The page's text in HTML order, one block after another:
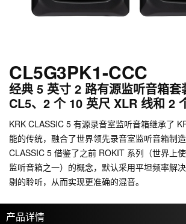
CL5G3PK1-CCC
经典 5 英寸 2 路有源监听音箱套
CL5、2 个 10 英尺 XLR 线和 2
KRK CLASSIC 5 有源录音室监听音箱继承了
能的传统，融合了世界领先录音室监听音箱制
CLASSIC 5 借鉴了之前 ROKIT 系列（世界上
监听音箱之一）的概念，默认采用平坦频率解
剔的聆听，从而实现更准确的混音。
产品详情